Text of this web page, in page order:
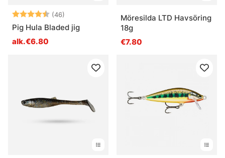
Arvio: (46)
4.5 5:sta tähdestä
Pig Hula Bladed jig
alk.€6.80
Möresilda LTD Havsöring
18g
€7.80